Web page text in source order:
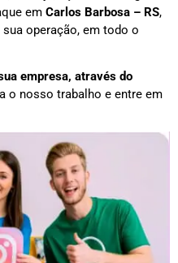
em Carlos Barbosa – RS,
sua operação, em todo o
empresa, através do
o nosso trabalho e entre em